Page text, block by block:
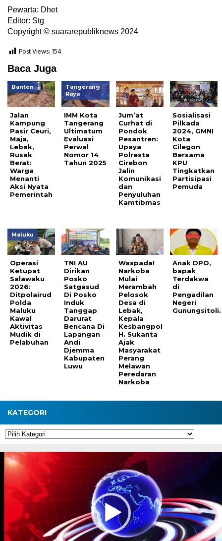
Pewarta: Dhet
Editor: Stg
Copyright © suararepubliknews 2024
Post Views: 154
Baca Juga
Banten
Jalan
Kampung
Pasir Ceuri,
Maja,
Lebak,
Rusak
Berat:
Warga
Menanti
Aksi Nyata
Pemerintah
Tangerang
Raya
IMM Kota
Tangerang
Ultimatum
Evaluasi
Perwal
Nomor 14
Tahun 2025
Jum’at
Curhat di
Pondok
Pesantren:
Upaya
Polresta
Cirebon
Jalin
Komunikasi
dan
Penyuluhan
Kamtibmas
Sosialisasi
Pilkada
2024, GMNI
Kota
Cilegon
Bersama
KPU
Tingkatkan
Partisipasi
Pemuda
Maluku
Operasi
Ketupat
Salawaku
2026:
Ditpolairud
Polda
Maluku
Kawal
Aktivitas
Mudik di
Pelabuhan
TNI AU
Dirikan
Posko
Satgasud
Di Posko
Induk
Tanggap
Darurat
Bencana Di
Lapangan
Andi
Djemma
Kabupaten
Luwu
Waspada!
Narkoba
Mulai
Merambah
Pelosok
Desa di
Lebak,
Kepala
Kesbangpol
H. Sukanta
Ajak
Masyarakat
Perang
Melawan
Peredaran
Narkoba
Anak DPO,
bapak
Terdakwa
di
Pengadilan
Negeri
Gunungsitoli.
KATEGORI
Kategori
Pemutar
Video